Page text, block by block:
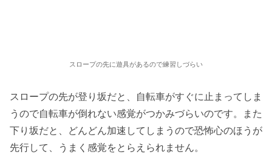
スロープの先に遊具があるので練習しづらい
スロープの先が登り坂だと、自転車がすぐに止まってしま
うので自転車が倒れない感覚がつかみづらいのです。また
下り坂だと、どんどん加速してしまうので恐怖心のほうが
先行して、うまく感覚をとらえられません。